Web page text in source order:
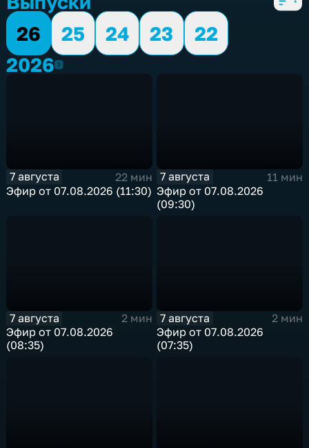
26
25 24 23
22
20262026
7 августа
22 мин
Эфир от 07.08.2026 (11:30)
7 августа
11 мин
Эфир от 07.08.2026
(09:30)
7 августа
2 мин
Эфир от 07.08.2026
(08:35)
7 августа
2 мин
Эфир от 07.08.2026
(07:35)